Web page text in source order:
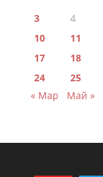
3
4
10
11
17
18
24
25
« Мар
Май »